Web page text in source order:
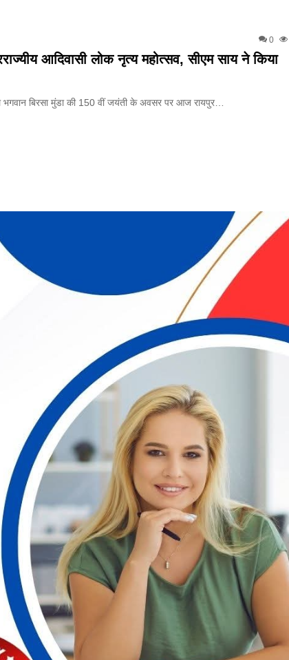
0
आदिवासी लोक नृत्य महोत्सव, सीएम साय ने किया
भगवान बिरसा मुंडा की 150 वीं जयंती के अवसर पर आज रायपुर…